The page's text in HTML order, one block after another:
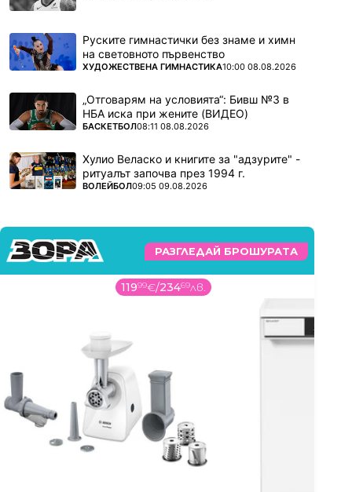
Руските гимнастички без знаме и химн
на световното първенство
ПОВЕЧЕ ОТ
ХУДОЖЕСТВЕНА ГИМНАСТИКА10:00 08.08.2026
„Отговарям на условията“: Бивш №3 в
НБА иска при жените (ВИДЕО)
ПОВЕЧЕ ОТ
БАСКЕТБОЛ08:11 08.08.2026
Хулио Веласко и книгите за "адзурите" -
ритуалът започва през 1994 г.
ПОВЕЧЕ ОТ
ВОЛЕЙБОЛ09:05 09.08.2026
РАЗГЛЕДАЙ БРОШУРАТА
11999€/23469лв.